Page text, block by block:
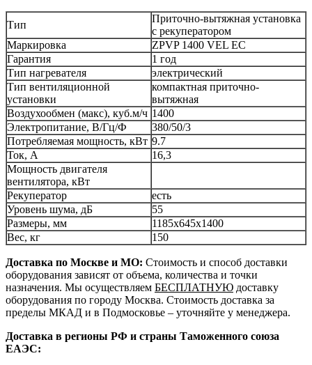
Тип
Приточно-вытяжная установка
с рекуператором
Маркировка
ZPVP 1400 VEL EC
Гарантия
1 год
Тип нагревателя
электрический
Тип вентиляционной
установки
компактная приточно-
вытяжная
Воздухообмен (макс), куб.м/ч 1400
Электропитание, В/Гц/Ф
380/50/3
Потребляемая мощность, кВт 9.7
Ток, А
16,3
Мощность двигателя
вентилятора, кВт
Рекуператор
есть
Уровень шума, дБ
55
Размеры, мм
1185x645x1400
Вес, кг
150
Доставка по Москве и МО: Стоимость и способ доставки
оборудования зависят от объема, количества и точки
назначения. Мы осуществляем БЕСПЛАТНУЮ доставку
оборудования по городу Москва. Стоимость доставка за
пределы МКАД и в Подмосковье – уточняйте у менеджера.
Доставка в регионы РФ и страны Таможенного союза
ЕАЭС: